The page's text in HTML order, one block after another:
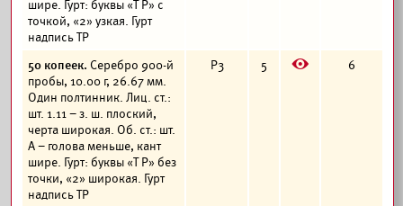
шире. Гурт: буквы «Т Р» с
точкой, «2» узкая. Гурт
надпись ТР
50 копеек. Серебро 900-й
пробы, 10.00 г, 26.67 мм.
Один полтинник. Лиц. ст.:
шт. 1.11 – з. ш. плоский,
черта широкая. Об. ст.: шт.
А – голова меньше, кант
шире. Гурт: буквы «Т Р» без
точки, «2» широкая. Гурт
надпись ТР
Р3 5 E 6